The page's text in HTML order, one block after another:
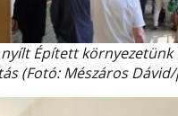
Épített környezetünk
(Fotó: Mészáros